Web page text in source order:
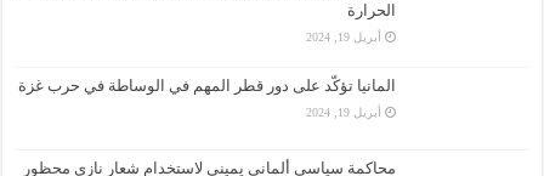
الحرارة
أبريل 19, 2024
المانيا تؤكّد على دور قطر المهم في الوساطة في حرب غزة
أبريل 19, 2024
محاكمة سياسي ألماني يميني لاستخدام شعار نازي محظور